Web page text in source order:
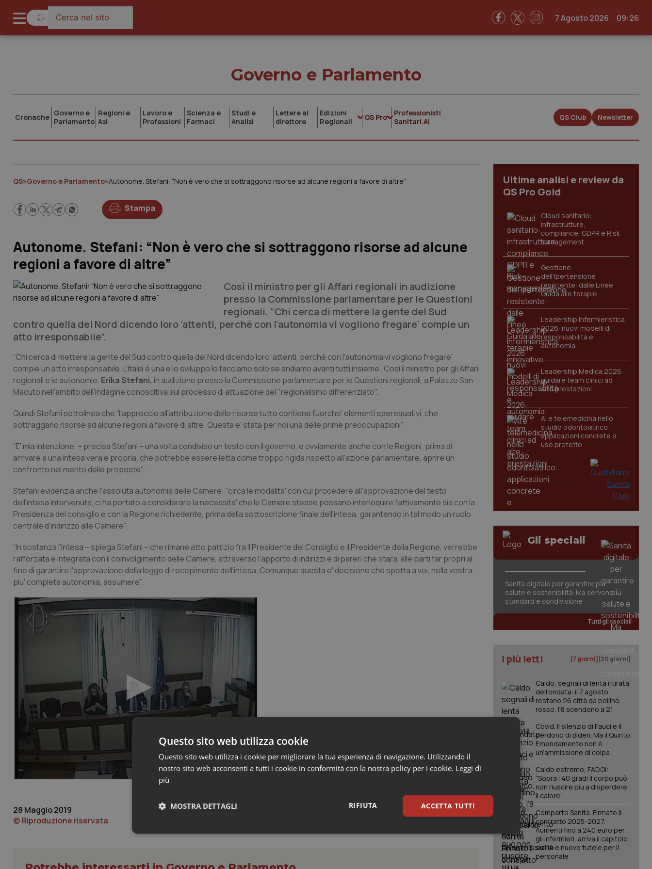
7 Agosto 2026 09:26
Governo e Parlamento
Cronache Governo e
Parlamento
Regioni e
Asl
Lavoro e
Professioni
Scienza e
Farmaci
Studi e
Analisi
Lettere al
direttore
Edizioni
Regionali
QS Pro
Professionisti
Sanitari.AI
QS Club Newsletter
QS»Governo e Parlamento»Autonome. Stefani: “Non è vero che si sottraggono risorse ad alcune regioni a favore di altre”
Stampa
Autonome. Stefani: “Non è vero che si sottraggono risorse ad alcune
regioni a favore di altre”
Così il ministro per gli Affari regionali in audizione
presso la Commissione parlamentare per le Questioni
regionali. “Chi cerca di mettere la gente del Sud
contro quella del Nord dicendo loro 'attenti, perché con l'autonomia vi vogliono fregare' compie un
atto irresponsabile”.
“Chi cerca di mettere la gente del Sud contro quella del Nord dicendo loro 'attenti, perché con l'autonomia vi vogliono fregare'
compie un atto irresponsabile. L'Italia è una e lo sviluppo lo facciamo solo se andiamo avanti tutti insieme”. Così il ministro per gli Affari
regionali e le autonomie, Erika Stefani, in audizione presso la Commissione parlamentare per le Questioni regionali, a Palazzo San
Macuto nell'ambito dell'indagine conoscitiva sul processo di attuazione del "regionalismo differenziato".
Quindi Stefani sottolinea che “l'approccio all'attribuzione delle risorse tutto contiene fuorche' elementi sperequativi, che
sottraggano risorse ad alcune regioni a favore di altre. Questa e' stata per noi una delle prime preoccupazioni”.
“E' mia intenzione, – precisa Stefani – una volta condiviso un testo con il governo, e ovviamente anche con le Regioni, prima di
arrivare a una intesa vera e propria, che potrebbe essere letta come troppo rigida rispetto all'azione parlamentare, aprire un
confronto nel merito delle proposte".
Stefani evidenzia anche l'assoluta autonomia delle Camere: “circa le modalita' con cui procedere all'approvazione del testo
dell'intesa intervenuta, ci ha portato a considerare la necessita' che le Camere stesse possano interloquire fattivamente sia con la
Presidenza del consiglio e con la Regione richiedente, prima della sottoscrizione finale dell'intesa, garantendo in tal modo un ruolo
centrale d'indirizzo alle Camere”.
“In sostanza l'intesa – spiega Stefani – che rimane atto pattizio fra il Presidente del Consiglio e il Presidente della Regione, verrebbe
rafforzata e integrata con il coinvolgimento delle Camere, attraverso l'apporto di indirizzi e di pareri che stara' alle parti far propri al
fine di garantire l'approvazione della legge di recepimento dell'intesa. Comunque questa e' decisione che spetta a voi, nella vostra
piu' completa autonomia, assumere".
28 Maggio 2019
© Riproduzione riservata
Ultime analisi e review da
QS Pro Gold
Cloud sanitario:
infrastrutture,
compliance, GDPR e Risk
management
Gestione
dell'Ipertensione
resistente: dalle Linee
Guida alle terapie
innovative
Leadership Infermieristica
2026: nuovi modelli di
responsabilità e
autonomia
Leadership Medica 2026:
guidare team clinici ad
alte prestazioni
AI e telemedicina nello
studio odontoiatrico:
applicazioni concrete e
uso protetto
Gli speciali
Sanità digitale per garantire più
salute e sostenibilità. Ma servono
standard e condivisione
Tutti gli speciali
I più letti [7 giorni] [30 giorni]
Caldo, segnali di lenta ritirata
dell'ondata: il 7 agosto
restano 26 città da bollino
rosso, l'8 scendono a 21
Covid. Il silenzio di Fauci e il
perdono di Biden. Ma il Quinto
Emendamento non è
un’ammissione di colpa
Caldo estremo, FADOI:
“Sopra i 40 gradi il corpo può
non riuscire più a disperdere
il calore”
Comparto Sanità. Firmato il
contratto 2025-2027.
Aumenti fino a 240 euro per
gli infermieri, arriva il capitolo
sull'IA e nuove tutele per il
personale
Questo sito web utilizza cookie
Questo sito web utilizza i cookie per migliorare la tua esperienza di navigazione. Utilizzando il
nostro sito web acconsenti a tutti i cookie in conformità con la nostra policy per i cookie. Leggi di
più
ACCETTA TUTTI
RIFIUTA
MOSTRA DETTAGLI
Necessari Statistici Marketing